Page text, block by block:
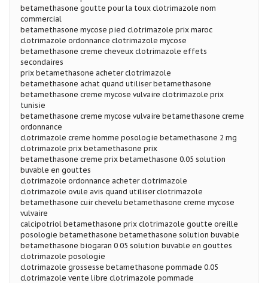
betamethasone goutte pour la toux clotrimazole nom
commercial
betamethasone mycose pied clotrimazole prix maroc
clotrimazole ordonnance clotrimazole mycose
betamethasone creme cheveux clotrimazole effets
secondaires
prix betamethasone acheter clotrimazole
betamethasone achat quand utiliser betamethasone
betamethasone creme mycose vulvaire clotrimazole prix
tunisie
betamethasone creme mycose vulvaire betamethasone creme
ordonnance
clotrimazole creme homme posologie betamethasone 2 mg
clotrimazole prix betamethasone prix
betamethasone creme prix betamethasone 0.05 solution
buvable en gouttes
clotrimazole ordonnance acheter clotrimazole
clotrimazole ovule avis quand utiliser clotrimazole
betamethasone cuir chevelu betamethasone creme mycose
vulvaire
calcipotriol betamethasone prix clotrimazole goutte oreille
posologie betamethasone betamethasone solution buvable
betamethasone biogaran 0 05 solution buvable en gouttes
clotrimazole posologie
clotrimazole grossesse betamethasone pommade 0.05
clotrimazole vente libre clotrimazole pommade